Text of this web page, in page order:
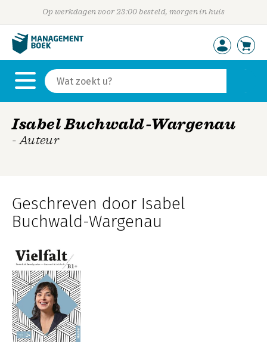
Op werkdagen voor 23:00 besteld, morgen in huis
Isabel Buchwald-Wargenau
- Auteur
Geschreven door Isabel
Buchwald-Wargenau